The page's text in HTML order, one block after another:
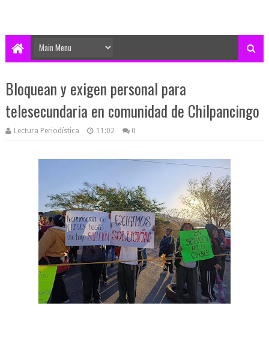
Bloquean y exigen personal para
telesecundaria en comunidad de Chilpancingo
Lectura Periodística 11:02 0